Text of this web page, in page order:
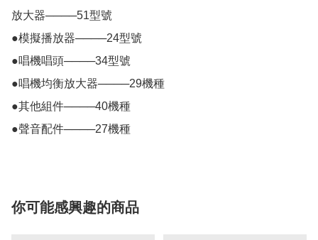
放大器────51型號
●模擬播放器────24型號
●唱機唱頭────34型號
●唱機均衡放大器────29機種
●其他組件────40機種
●聲音配件────27機種
你可能感興趣的商品